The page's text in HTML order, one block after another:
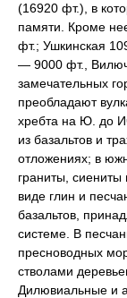
(16920 фт.), в
памяти. Кроме
фт.; Ушкинская
— 9000 фт.,
замечательных
преобладают
хребта на Ю. до
из базальтов и
отложениях; в
граниты,
виде глин и
базальтов,
системе. В
пресноводных
стволами
Дилювиальные и